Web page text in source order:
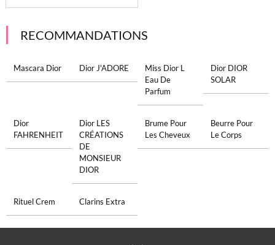
RECOMMANDATIONS
Mascara Dior Dior J'ADORE
Miss Dior L
Eau De
Parfum
Dior DIOR
SOLAR
Dior
FAHRENHEIT
Dior LES
CRÉATIONS
DE
MONSIEUR
DIOR
Brume Pour
Les Cheveux
Beurre Pour
Le Corps
Rituel Crem Clarins Extra